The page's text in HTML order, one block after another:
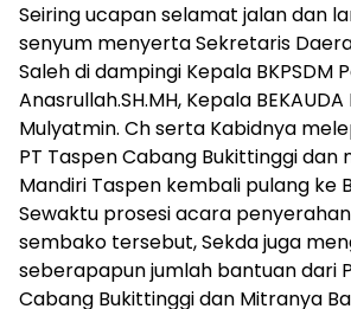
Seiring ucapan selamat jalan dan
senyum menyerta Sekretaris
Saleh di dampingi Kepala BKPSDM
Anasrullah.SH.MH, Kepala
Mulyatmin. Ch serta Kabidnya
PT Taspen Cabang Bukittinggi dan
Mandiri Taspen kembali pulang ke
Sewaktu prosesi acara
sembako tersebut, Sekda juga
seberapapun jumlah bantuan dari
Cabang Bukittinggi dan Mitranya